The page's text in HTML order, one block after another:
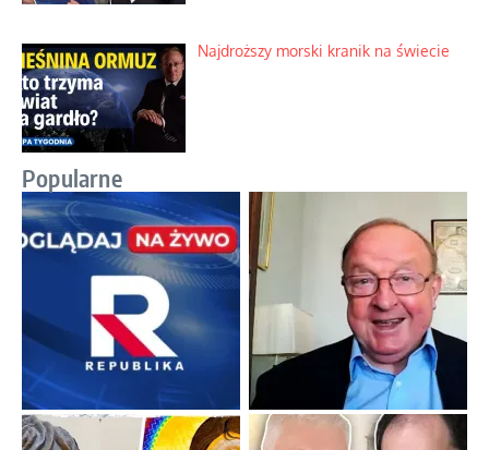
Najdroższy morski kranik na świecie
Popularne